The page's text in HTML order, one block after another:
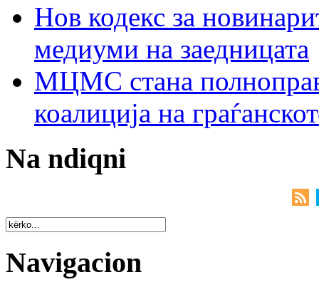
Нов кодекс за
медиуми на заедницата
МЦМС стана
коалиција на
Na ndiqni
Navigacion